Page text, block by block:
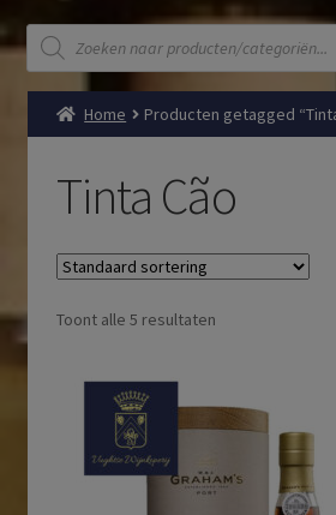
Producten
zoeken
Home Producten getagged
Tinta Cão
Toont alle 5 resultaten